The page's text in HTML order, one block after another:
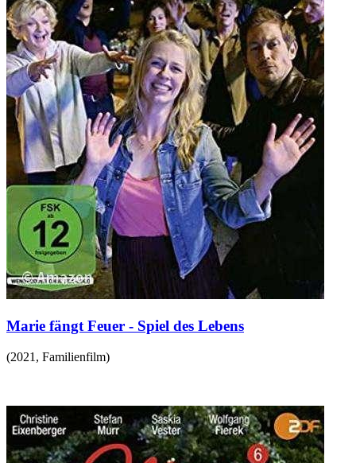
Marie fängt Feuer - Spiel des Lebens
(2021 , Familienfilm)